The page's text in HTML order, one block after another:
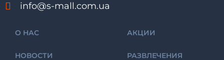
info@s-mall.com.ua
О НАС
НОВОСТИ
АКЦИИ
РАЗВЛЕЧЕНИЯ